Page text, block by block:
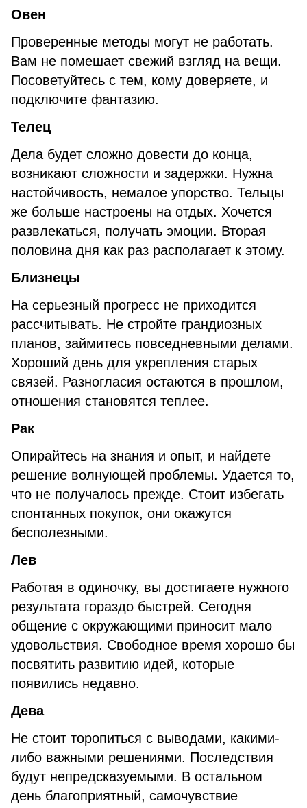
Овен
Проверенные методы могут не работать.
Вам не помешает свежий взгляд на вещи.
Посоветуйтесь с тем, кому доверяете, и
подключите фантазию.
Телец
Дела будет сложно довести до конца,
возникают сложности и задержки. Нужна
настойчивость, немалое упорство. Тельцы
же больше настроены на отдых. Хочется
развлекаться, получать эмоции. Вторая
половина дня как раз располагает к этому.
Близнецы
На серьезный прогресс не приходится
рассчитывать. Не стройте грандиозных
планов, займитесь повседневными делами.
Хороший день для укрепления старых
связей. Разногласия остаются в прошлом,
отношения становятся теплее.
Рак
Опирайтесь на знания и опыт, и найдете
решение волнующей проблемы. Удается то,
что не получалось прежде. Стоит избегать
спонтанных покупок, они окажутся
бесполезными.
Лев
Работая в одиночку, вы достигаете нужного
результата гораздо быстрей. Сегодня
общение с окружающими приносит мало
удовольствия. Свободное время хорошо бы
посвятить развитию идей, которые
появились недавно.
Дева
Не стоит торопиться с выводами, какими-
либо важными решениями. Последствия
будут непредсказуемыми. В остальном
день благоприятный, самочувствие